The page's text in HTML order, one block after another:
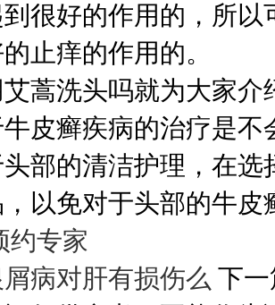
很好的作用的，所
止痒的作用的。
蒿洗头吗就为大家
皮癣疾病的治疗是
部的清洁护理，在
以免对于头部的牛
约专家
病对肝有损伤么 下